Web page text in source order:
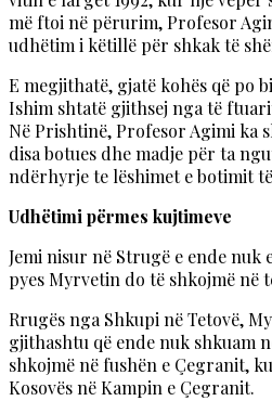
më ftoi në përurim, Profesor
udhëtim i këtillë për shkak të
E megjithatë, gjatë kohës që po
Ishim shtatë gjithsej nga të
Në Prishtinë, Profesor Agimi ka
disa botues dhe madje për ta
ndërhyrje te lëshimet e botimit
Udhëtimi përmes kujtimeve
Jemi nisur në Strugë e ende nuk
pyes Myrvetin do të shkojmë në
Rrugës nga Shkupi në Tetovë,
gjithashtu që ende nuk shkuam
shkojmë në fushën e Çegranit,
Kosovës në Kampin e Çegranit.